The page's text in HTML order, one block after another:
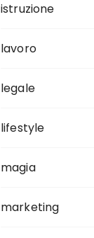
istruzione
lavoro
legale
lifestyle
magia
marketing